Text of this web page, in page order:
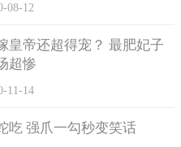
08-12
皇帝还超得宠？ 最肥妃子
超惨
11-14
吃 强爪一勾秒变笑话